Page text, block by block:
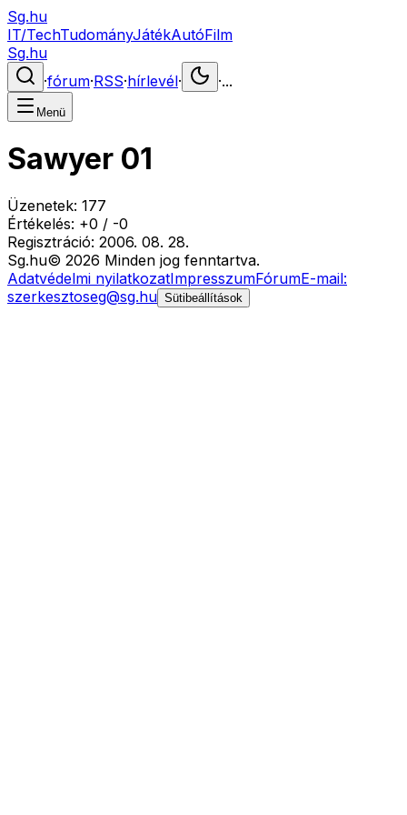
Sg.hu
IT/TechTudományJátékAutóFilm
Sg.hu
·fórum·RSS·hírlevél· ·...
Menü
Sawyer 01
Üzenetek: 177
Értékelés: +0 / -0
Regisztráció: 2006. 08. 28.
Sg.hu© 2026 Minden jog fenntartva.
Adatvédelmi nyilatkozatImpresszumFórumE-mail:
szerkesztoseg@sg.hu Sütibeállítások